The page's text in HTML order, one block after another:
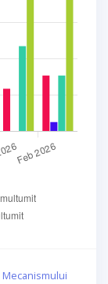
Mecanismului